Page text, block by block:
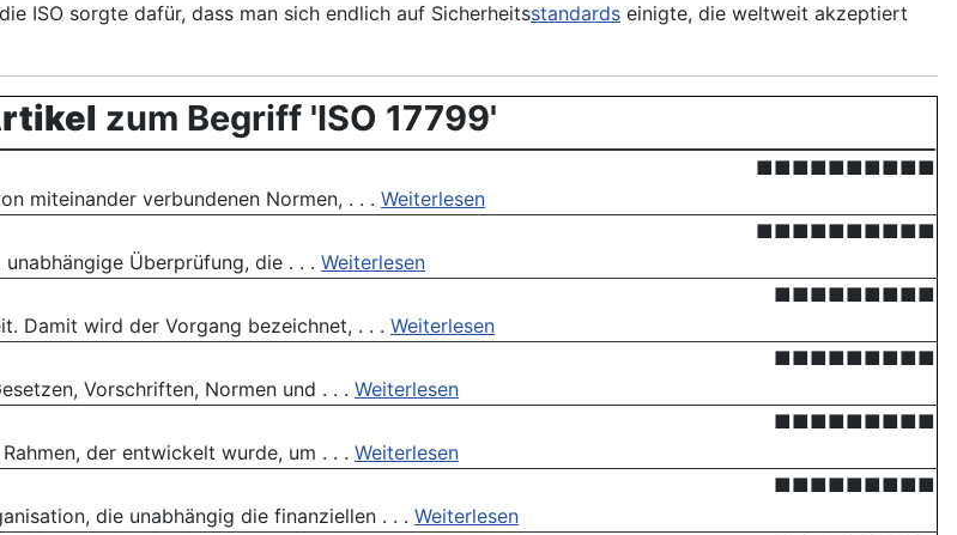
ISO sorgte dafür, dass man sich endlich auf Sicherheits­standards einigte, die weltweit akzeptiert
zum Begriff 'ISO 17799'
■■■■■■■■■■
miteinander verbundenen Normen, . . . Weiterlesen
■■■■■■■■■■
Überprüfung, die . . . Weiterlesen
■■■■■■■■■
Damit wird der Vorgang bezeichnet, . . . Weiterlesen
■■■■■■■■■
Vorschriften, Normen und . . . Weiterlesen
■■■■■■■■■
der entwickelt wurde, um . . . Weiterlesen
■■■■■■■■■
die unabhängig die finanziellen . . . Weiterlesen